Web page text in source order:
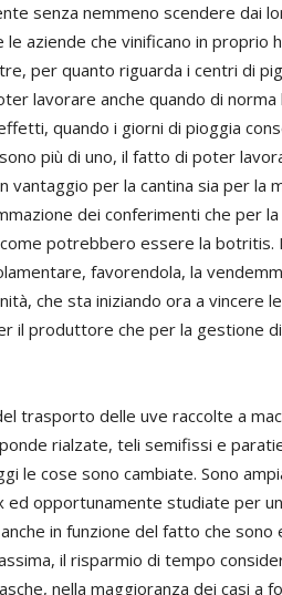
senza nemmeno scendere dai
aziende che vinificano in proprio
per quanto riguarda i centri di
lavorare anche quando di norma
quando i giorni di pioggia
più di uno, il fatto di poter
per la cantina sia per la
dei conferimenti che per
potrebbero essere la botritis.
favorendola, la
che sta iniziando ora a vincere
il produttore che per la gestione di
trasporto delle uve raccolte a
rialzate, teli semifissi e
le cose sono cambiate. Sono
ed opportunamente studiate per
in funzione del fatto che sono
il risparmio di tempo
nella maggioranza dei casi a